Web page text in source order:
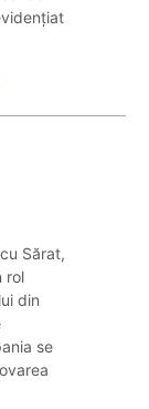
Sărat,
rol
din
se